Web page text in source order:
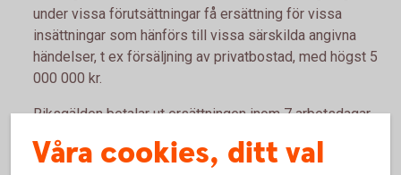
under vissa förutsättningar få ersättning för vissa
insättningar som hänförs till vissa särskilda angivna
händelser, t ex försäljning av privatbostad, med högst 5
000 000 kr.
Riksgälden betalar ut ersättningen inom 7 arbetsdagar
från den dag som banken försattes i konkurs eller
Finansinspektionen beslutade att garantin ska träda in.
Våra cookies, ditt val